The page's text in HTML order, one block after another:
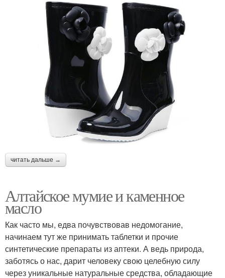
читать дальше →
Алтайское мумие и каменное
масло
Как часто мы, едва почувствовав недомогание,
начинаем тут же принимать таблетки и прочие
синтетические препараты из аптеки. А ведь природа,
заботясь о нас, дарит человеку свою целебную силу
через уникальные натуральные средства, обладающие